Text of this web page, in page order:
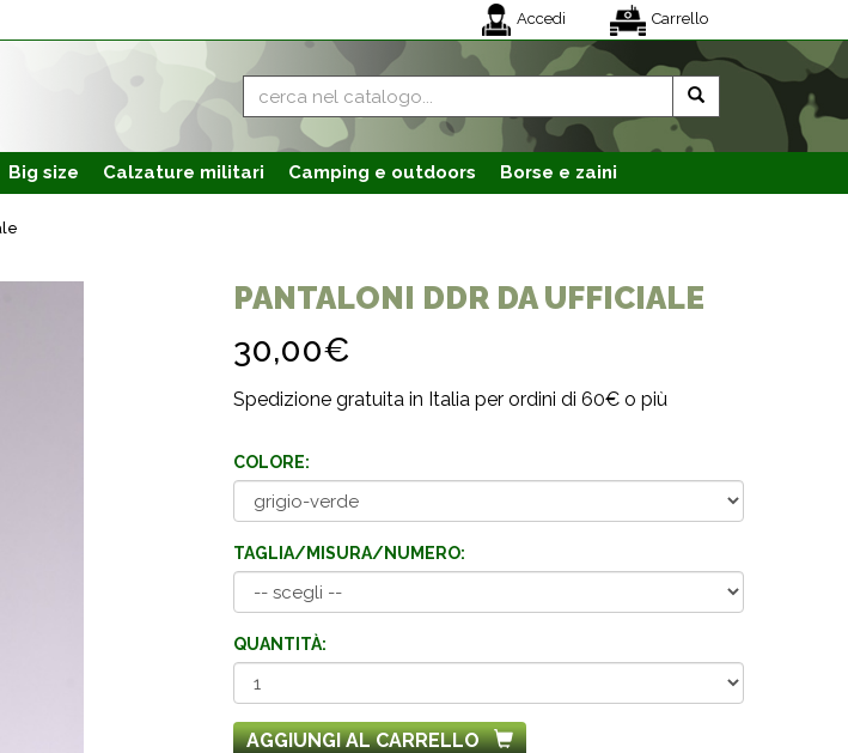
Accedi Carrello
Big size Calzature militari Camping e outdoors Borse e zaini
PANTALONI DDR DA UFFICIALE
30,00€
Spedizione gratuita in Italia per ordini di 60€ o più
COLORE:
TAGLIA/MISURA/NUMERO:
QUANTITÀ:
AGGIUNGI AL CARRELLO